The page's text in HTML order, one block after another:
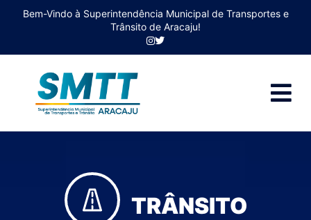
Bem-Vindo à Superintendência Municipal de Transportes e
Trânsito de Aracaju!
TRÂNSITO